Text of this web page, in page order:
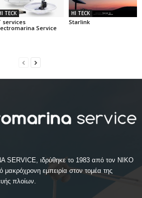
TECK
services
Service
HI TECK
Starlink
SERVICE, ιδρύθηκε το 1983 από τον ΝΙΚΟ
εμπειρία στον τομέα της
πλοίων.